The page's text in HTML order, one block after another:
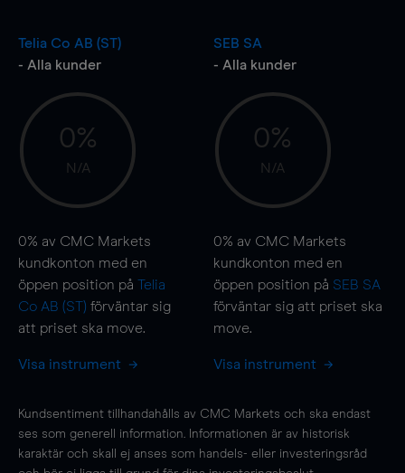
Telia Co AB (ST)
- Alla kunder
0%
N/A
0% av CMC Markets
kundkonton med en
öppen position på Telia
Co AB (ST) förväntar sig
att priset ska move.
Visa instrument
SEB SA
- Alla kunder
0%
N/A
0% av CMC Markets
kundkonton med en
öppen position på SEB SA
förväntar sig att priset ska
move.
Visa instrument
Kundsentiment tillhandahålls av CMC Markets och ska endast
ses som generell information. Informationen är av historisk
karaktär och skall ej anses som handels- eller investeringsråd